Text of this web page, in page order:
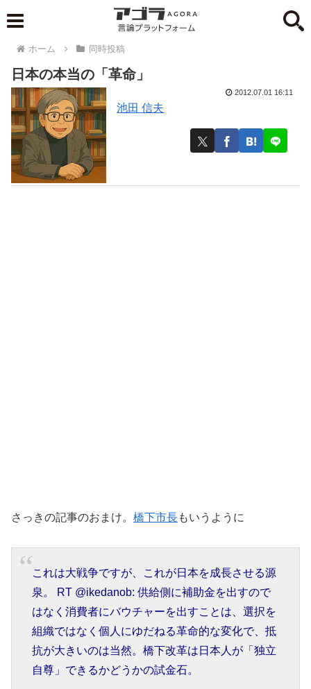
ホーム 同時投稿
日本の本当の「革命」
池田 信夫
2012.07.01 16:11
さっきの記事のおまけ。 橋下市長もいうように
これは大戦争ですが、これが日本を成長させる源
泉。 RT @ikedanob: 供給側に補助金を出すので
はなく消費者にバウチャーを出すことは、選択を
組織ではなく個人にゆだねる革命的な変化で、抵
抗が大きいのは当然。橋下改革は日本人が「独立
自尊」できるかどうかの試金石。